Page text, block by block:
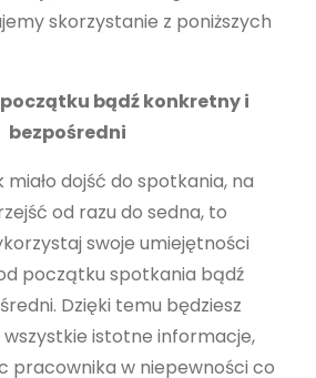
skorzystanie z poniższych
bądź konkretny i
bezpośredni
dojść do spotkania, na
od razu do sedna, to
swoje umiejętności
początku spotkania bądź
Dzięki temu będziesz
istotne informacje,
pracownika w niepewności co